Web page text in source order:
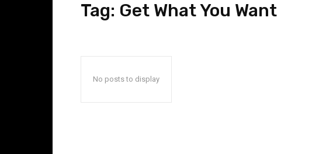
Tag: Get What You Want
No posts to display